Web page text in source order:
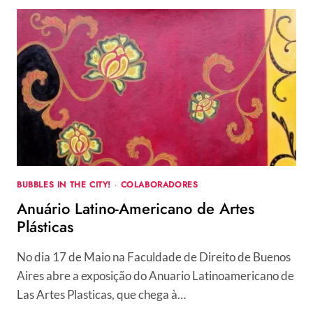
DO
AUTISMO
BUBBLES IN THE CITY! · COLABORADORES
Anuário Latino-Americano de Artes
Plásticas
No dia 17 de Maio na Faculdade de Direito de Buenos
Aires abre a exposição do Anuario Latinoamericano de
Las Artes Plasticas, que chega à…